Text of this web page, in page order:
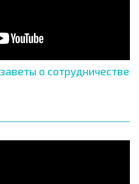
о сотрудничестве